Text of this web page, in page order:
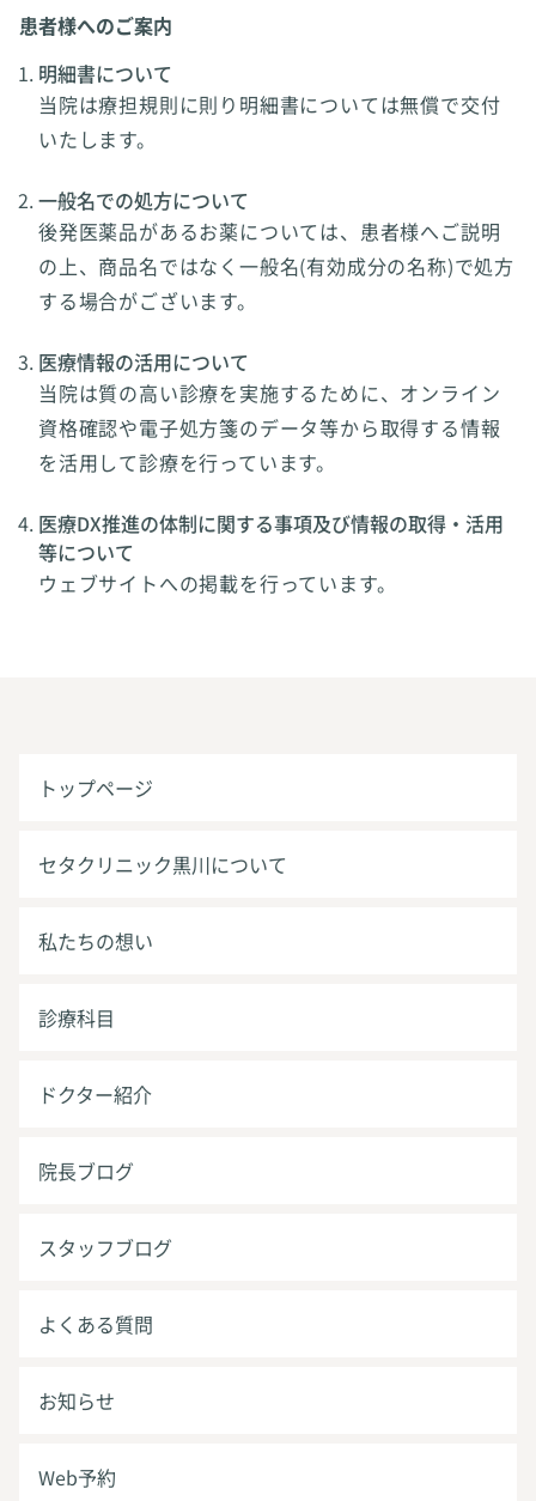
患者様へのご案内
明細書について
当院は療担規則に則り明細書については無償で交付
いたします。
一般名での処方について
後発医薬品があるお薬については、患者様へご説明
の上、商品名ではなく一般名(有効成分の名称)で処方
する場合がございます。
医療情報の活用について
当院は質の高い診療を実施するために、オンライン
資格確認や電子処方箋のデータ等から取得する情報
を活用して診療を行っています。
医療DX推進の体制に関する事項及び情報の取得・活用
等について
ウェブサイトへの掲載を行っています。
トップページ
セタクリニック黒川について
私たちの想い
診療科目
ドクター紹介
院長ブログ
スタッフブログ
よくある質問
お知らせ
Web予約